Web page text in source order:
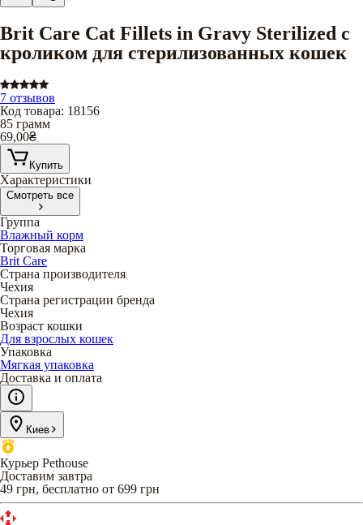
Brit Care Cat Fillets in Gravy Sterilized с
кроликом для стерилизованных кошек
7 отзывов
Код товара: 18156
85 грамм
69,00₴
Купить
Характеристики
Смотреть все
Группа
Влажный корм
Торговая марка
Brit Care
Страна производителя
Чехия
Страна регистрации бренда
Чехия
Возраст кошки
Для взрослых кошек
Упаковка
Мягкая упаковка
Доставка и оплата
Киев
Курьер Pethouse
Доставим завтра
49 грн, бесплатно от 699 грн